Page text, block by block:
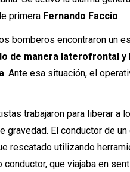
primera Fernando Faccio.
bomberos encontraron un
de manera laterofrontal
. Ante esa situación, el
trabajaron para liberar a
gravedad. El conductor de
rescatado utilizando
conductor, que viajaba en